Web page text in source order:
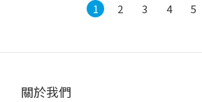
1 2 3 4 5
關於我們